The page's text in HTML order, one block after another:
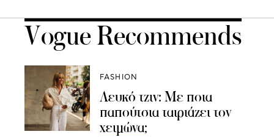
Vogue Recommends
FASHION
Λευκό τζιν: Με ποια
παπούτσια ταιριάζει τον
χειμώνα;